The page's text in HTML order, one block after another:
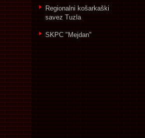
Regionalni košarkaški
savez Tuzla
SKPC "Mejdan"